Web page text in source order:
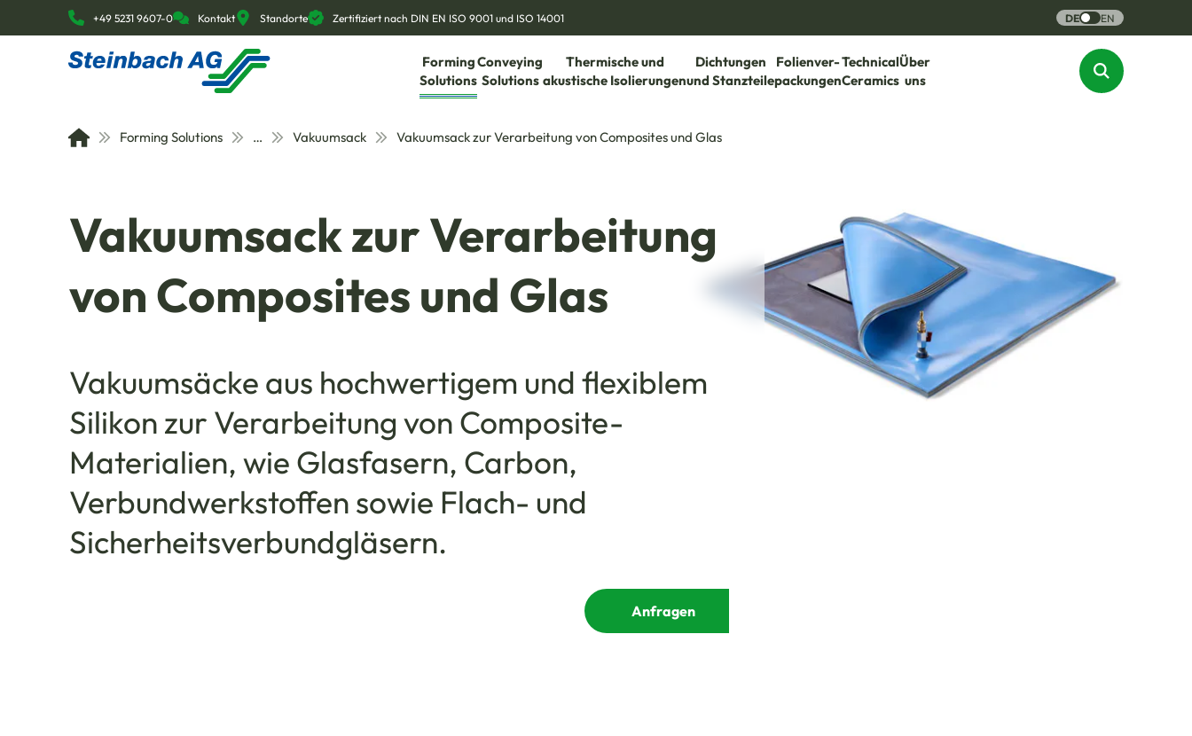
+49 5231 9607-0 Kontakt Standorte Zertifiziert nach DIN EN ISO 9001 und ISO 14001 DE EN
Forming
Solutions
Conveying
Solutions
Thermische und
akustische Isolierungen
Dichtungen
und Stanzteile
Folienver-
packungen
Technical
Ceramics
Über
uns
Forming Solutions … Vakuumsack Vakuumsack zur Verarbeitung von Composites und Glas
Vakuumsack zur Verarbeitung
von Composites und Glas
Vakuumsäcke aus hochwertigem und flexiblem
Silikon zur Verarbeitung von Composite-
Materialien, wie Glasfasern, Carbon,
Verbundwerkstoffen sowie Flach- und
Sicherheitsverbundgläsern.
Anfragen